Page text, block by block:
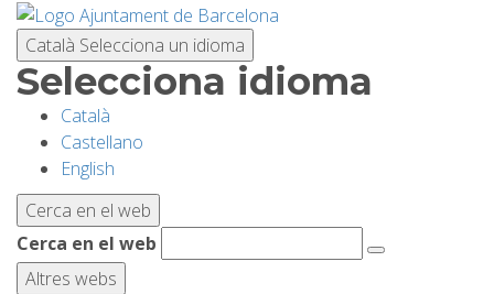
Català Selecciona un idioma
Selecciona idioma
Català
Castellano
English
Cerca en el web
Cerca en el web
Altres webs
Vés
contingut
PLANIFICA LA VISITA
BIODIVERSITAT
ACTIVITATS